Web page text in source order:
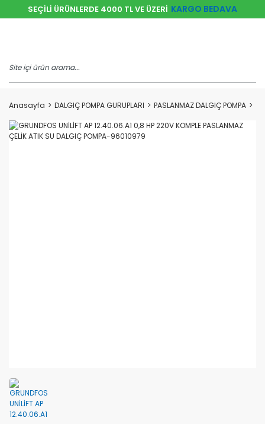
SEÇİLİ ÜRÜNLERDE 4000 TL VE ÜZERİ KARGO BEDAVA
Anasayfa DALGIÇ POMPA GURUPLARI PASLANMAZ DALGIÇ POMPA